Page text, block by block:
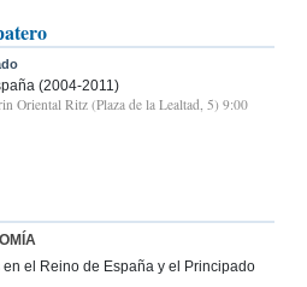
(2004-2011)
Oriental Ritz (Plaza de la Lealtad, 5) 9:00
el Reino de España y el Principado